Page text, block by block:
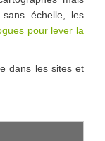
échelle, les
pour lever la
dans les sites et